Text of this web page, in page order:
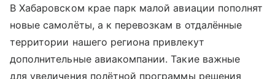
В Хабаровском крае парк малой авиации пополнят
новые самолёты, а к перевозкам в отдалённые
территории нашего региона привлекут
дополнительные авиакомпании. Такие важные
для увеличения полётной программы решения